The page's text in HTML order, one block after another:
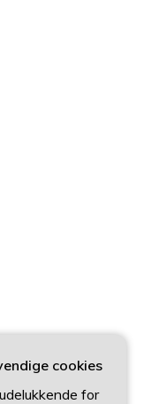
cookies
for